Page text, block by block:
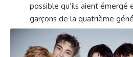
possible qu’ils aient émergé
garçons de la quatrième